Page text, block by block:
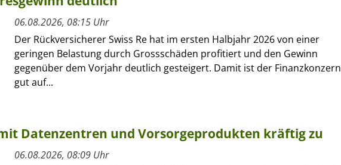
06.08.2026, 08:15 Uhr
Der Rückversicherer Swiss Re hat im ersten Halbjahr 2026 von einer
geringen Belastung durch Grossschäden profitiert und den Gewinn
gegenüber dem Vorjahr deutlich gesteigert. Damit ist der Finanzkonzern
gut auf...
Datenzentren und Vorsorgeprodukten kräftig zu
06.08.2026, 08:09 Uhr